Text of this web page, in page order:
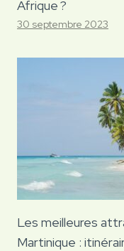
Afrique ?
30 septembre 2023
Les meilleures
Martinique :